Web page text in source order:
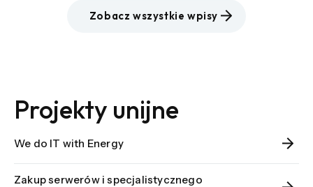
Zobacz wszystkie wpisy
Projekty unijne
We do IT with Energy
Zakup serwerów i specjalistycznego